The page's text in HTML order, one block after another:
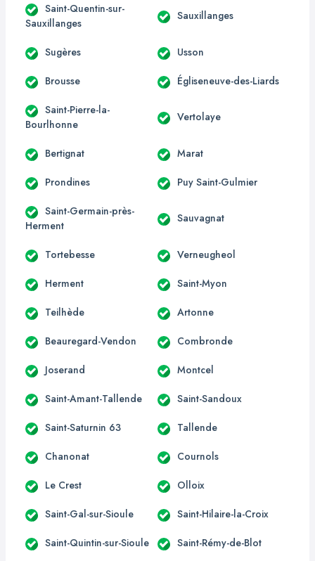
Saint-Quentin-sur-
Sauxillanges
Sauxillanges
Sugères Usson
Brousse Égliseneuve-des-Liards
Saint-Pierre-la-
Bourlhonne
Vertolaye
Bertignat Marat
Prondines Puy Saint-Gulmier
Saint-Germain-près-
Herment
Sauvagnat
Tortebesse Verneugheol
Herment Saint-Myon
Teilhède Artonne
Beauregard-Vendon Combronde
Joserand Montcel
Saint-Amant-Tallende Saint-Sandoux
Saint-Saturnin 63 Tallende
Chanonat Cournols
Le Crest Olloix
Saint-Gal-sur-Sioule Saint-Hilaire-la-Croix
Saint-Quintin-sur-Sioule Saint-Rémy-de-Blot